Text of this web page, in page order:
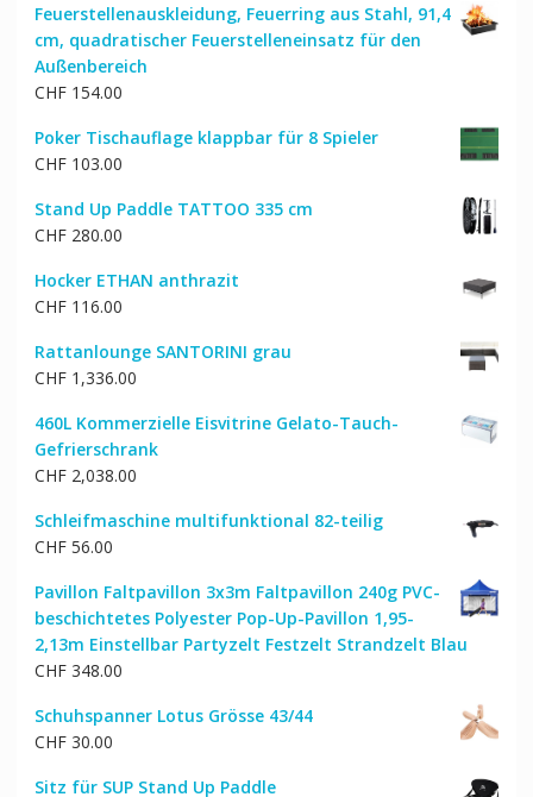
Feuerstellenauskleidung, Feuerring aus Stahl, 91,4
cm, quadratischer Feuerstelleneinsatz für den
Außenbereich
CHF154.00
Poker Tischauflage klappbar für 8 Spieler
CHF103.00
Stand Up Paddle TATTOO 335 cm
CHF280.00
Hocker ETHAN anthrazit
CHF116.00
Rattanlounge SANTORINI grau
CHF1,336.00
460L Kommerzielle Eisvitrine Gelato-Tauch-
Gefrierschrank
CHF2,038.00
Schleifmaschine multifunktional 82-teilig
CHF56.00
Pavillon Faltpavillon 3x3m Faltpavillon 240g PVC-
beschichtetes Polyester Pop-Up-Pavillon 1,95-
2,13m Einstellbar Partyzelt Festzelt Strandzelt Blau
CHF348.00
Schuhspanner Lotus Grösse 43/44
CHF30.00
Sitz für SUP Stand Up Paddle